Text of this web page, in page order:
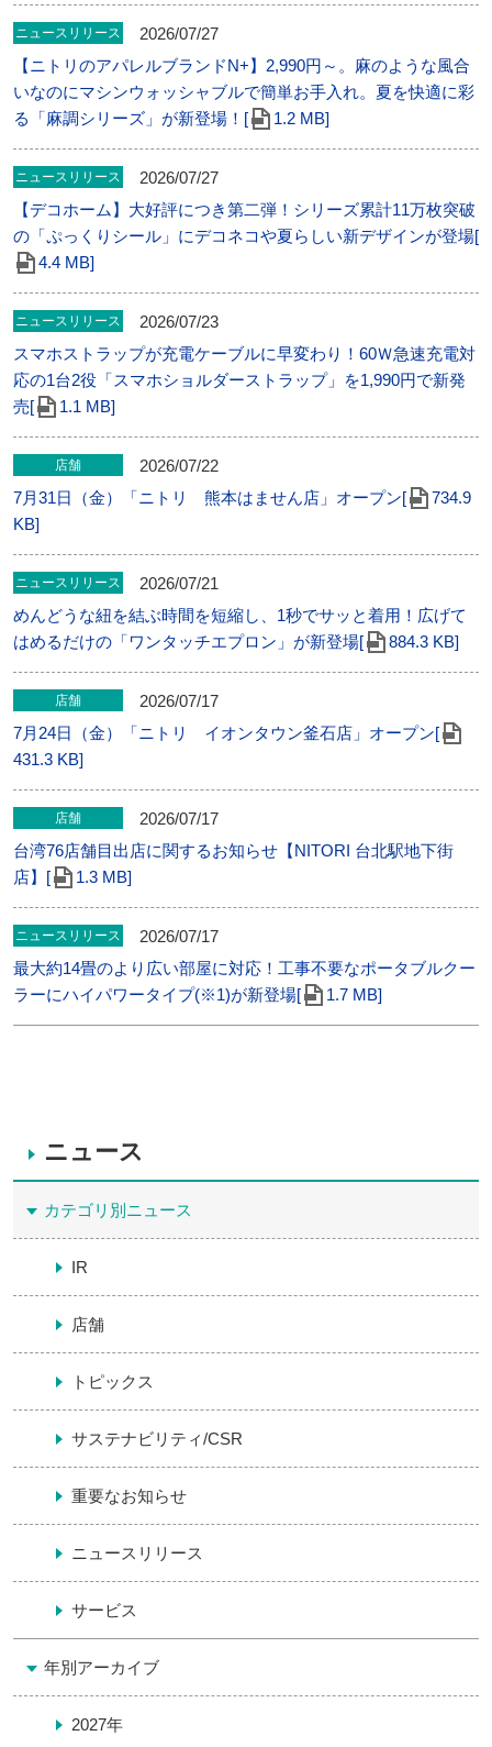
ニュースリリース
2026/07/27
【ニトリのアパレルブランドN+】2,990円～。麻のような風合
いなのにマシンウォッシャブルで簡単お手入れ。夏を快適に彩
る「麻調シリーズ」が新登場！[
1.2 MB]
ニュースリリース
2026/07/27
【デコホーム】大好評につき第二弾！シリーズ累計11万枚突破
の「ぷっくりシール」にデコネコや夏らしい新デザインが登場[
4.4 MB]
ニュースリリース
2026/07/23
スマホストラップが充電ケーブルに早変わり！60Ｗ急速充電対
応の1台2役「スマホショルダーストラップ」を1,990円で新発
売[
1.1 MB]
店舗
2026/07/22
7月31日（金）「ニトリ 熊本はません店」オープン[
734.9
KB]
ニュースリリース
2026/07/21
めんどうな紐を結ぶ時間を短縮し、1秒でサッと着用！広げて
はめるだけの「ワンタッチエプロン」が新登場[
884.3 KB]
店舗
2026/07/17
7月24日（金）「ニトリ イオンタウン釜石店」オープン[
431.3 KB]
店舗
2026/07/17
台湾76店舗目出店に関するお知らせ【NITORI 台北駅地下街
店】[
1.3 MB]
ニュースリリース
2026/07/17
最大約14畳のより広い部屋に対応！工事不要なポータブルクー
ラーにハイパワータイプ(※1)が新登場[
1.7 MB]
ニュース
カテゴリ別ニュース
IR
店舗
トピックス
サステナビリティ/CSR
重要なお知らせ
ニュースリリース
サービス
年別アーカイブ
2027年